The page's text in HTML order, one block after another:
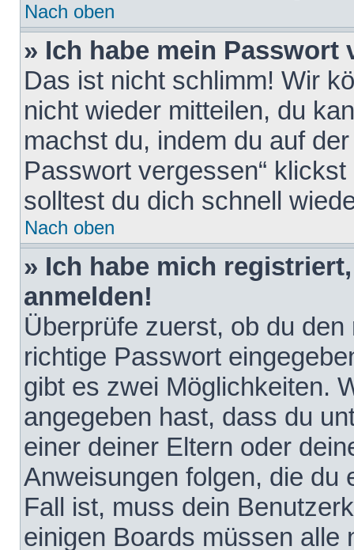
Nach oben
» Ich habe mein Passwort
Das ist nicht schlimm! Wir
nicht wieder mitteilen, du
machst du, indem du auf
Passwort vergessen“
solltest du dich schnell
Nach oben
» Ich habe mich
anmelden!
Überprüfe zuerst, ob du
richtige Passwort
gibt es zwei Möglichkeiten.
angegeben hast, dass du
einer deiner Eltern oder
Anweisungen folgen, die du
Fall ist, muss dein
einigen Boards müssen alle